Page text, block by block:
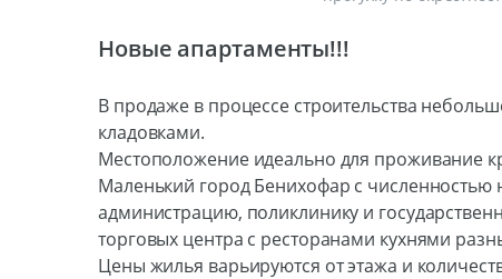
Новые апартаменты!!!
В продаже в процессе строительства
кладовками.
Местоположение идеально для проживание
Маленький город Бенихофар с
администрацию, поликлинику и
торговых центра с ресторанами кухнями
Цены жилья варьируются от этажа и